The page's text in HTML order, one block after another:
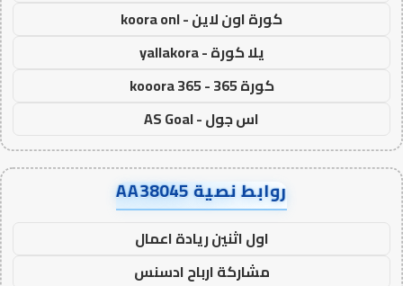
كورة اون لاين - koora onl
يلا كورة - yallakora
كورة 365 - kooora 365
اس جول - AS Goal
روابط نصية AA38045
اول اثنين ريادة اعمال
مشاركة ارباح ادسنس